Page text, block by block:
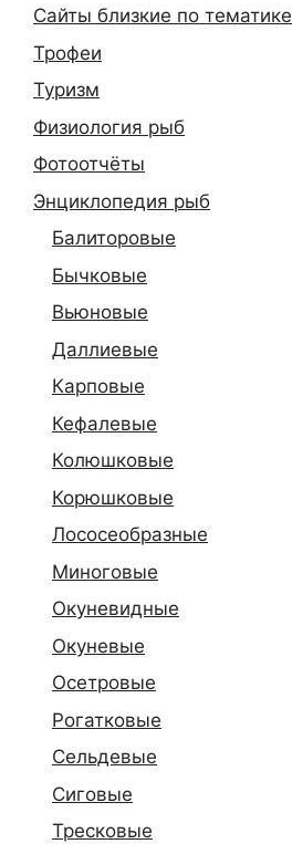
Сайты близкие по тематике
Трофеи
Туризм
Физиология рыб
Фотоотчёты
Энциклопедия рыб
Балиторовые
Бычковые
Вьюновые
Даллиевые
Карповые
Кефалевые
Колюшковые
Корюшковые
Лососеобразные
Миноговые
Окуневидные
Окуневые
Осетровые
Рогатковые
Сельдевые
Сиговые
Тресковые